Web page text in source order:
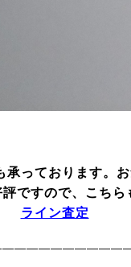
っております。お
ですので、こちら
ライン査定